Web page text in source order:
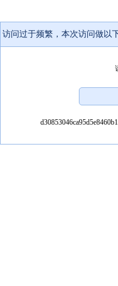
访问过于频繁，本次访问做以